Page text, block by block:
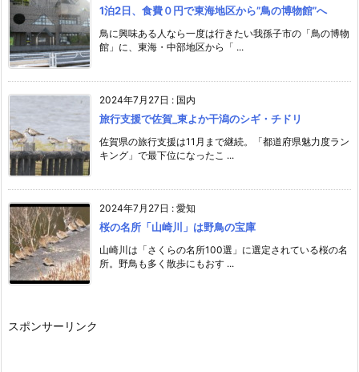
1泊2日、食費０円で東海地区から”鳥の博物館”へ
鳥に興味ある人なら一度は行きたい我孫子市の「鳥の博物
館」に、東海・中部地区から「 ...
2024年7月27日 : 国内
旅行支援で佐賀_東よか干潟のシギ・チドリ
佐賀県の旅行支援は11月まで継続。「都道府県魅力度ラン
キング」で最下位になったこ ...
2024年7月27日 : 愛知
桜の名所「山崎川」は野鳥の宝庫
山崎川は「さくらの名所100選」に選定されている桜の名
所。野鳥も多く散歩にもおす ...
スポンサーリンク